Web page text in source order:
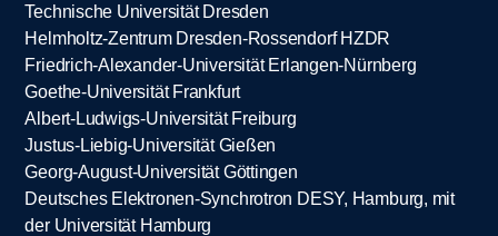
Technische Universität Dresden
Helmholtz-Zentrum Dresden-Rossendorf HZDR
Friedrich-Alexander-Universität Erlangen-Nürnberg
Goethe-Universität Frankfurt
Albert-Ludwigs-Universität Freiburg
Justus-Liebig-Universität Gießen
Georg-August-Universität Göttingen
Deutsches Elektronen-Synchrotron DESY, Hamburg, mit
der Universität Hamburg